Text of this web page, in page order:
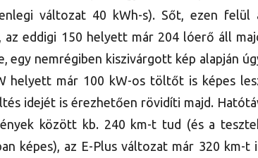
változat 40 kWh-s). Sőt, ezen felül
eddigi 150 helyett már 204 lóerő áll
egy nemrégiben kiszivárgott kép alapján
helyett már 100 kW-os töltőt is képes
idejét is érezhetően rövidíti majd.
között kb. 240 km-t tud (és a
képes), az E-Plus változat már 320 km-t